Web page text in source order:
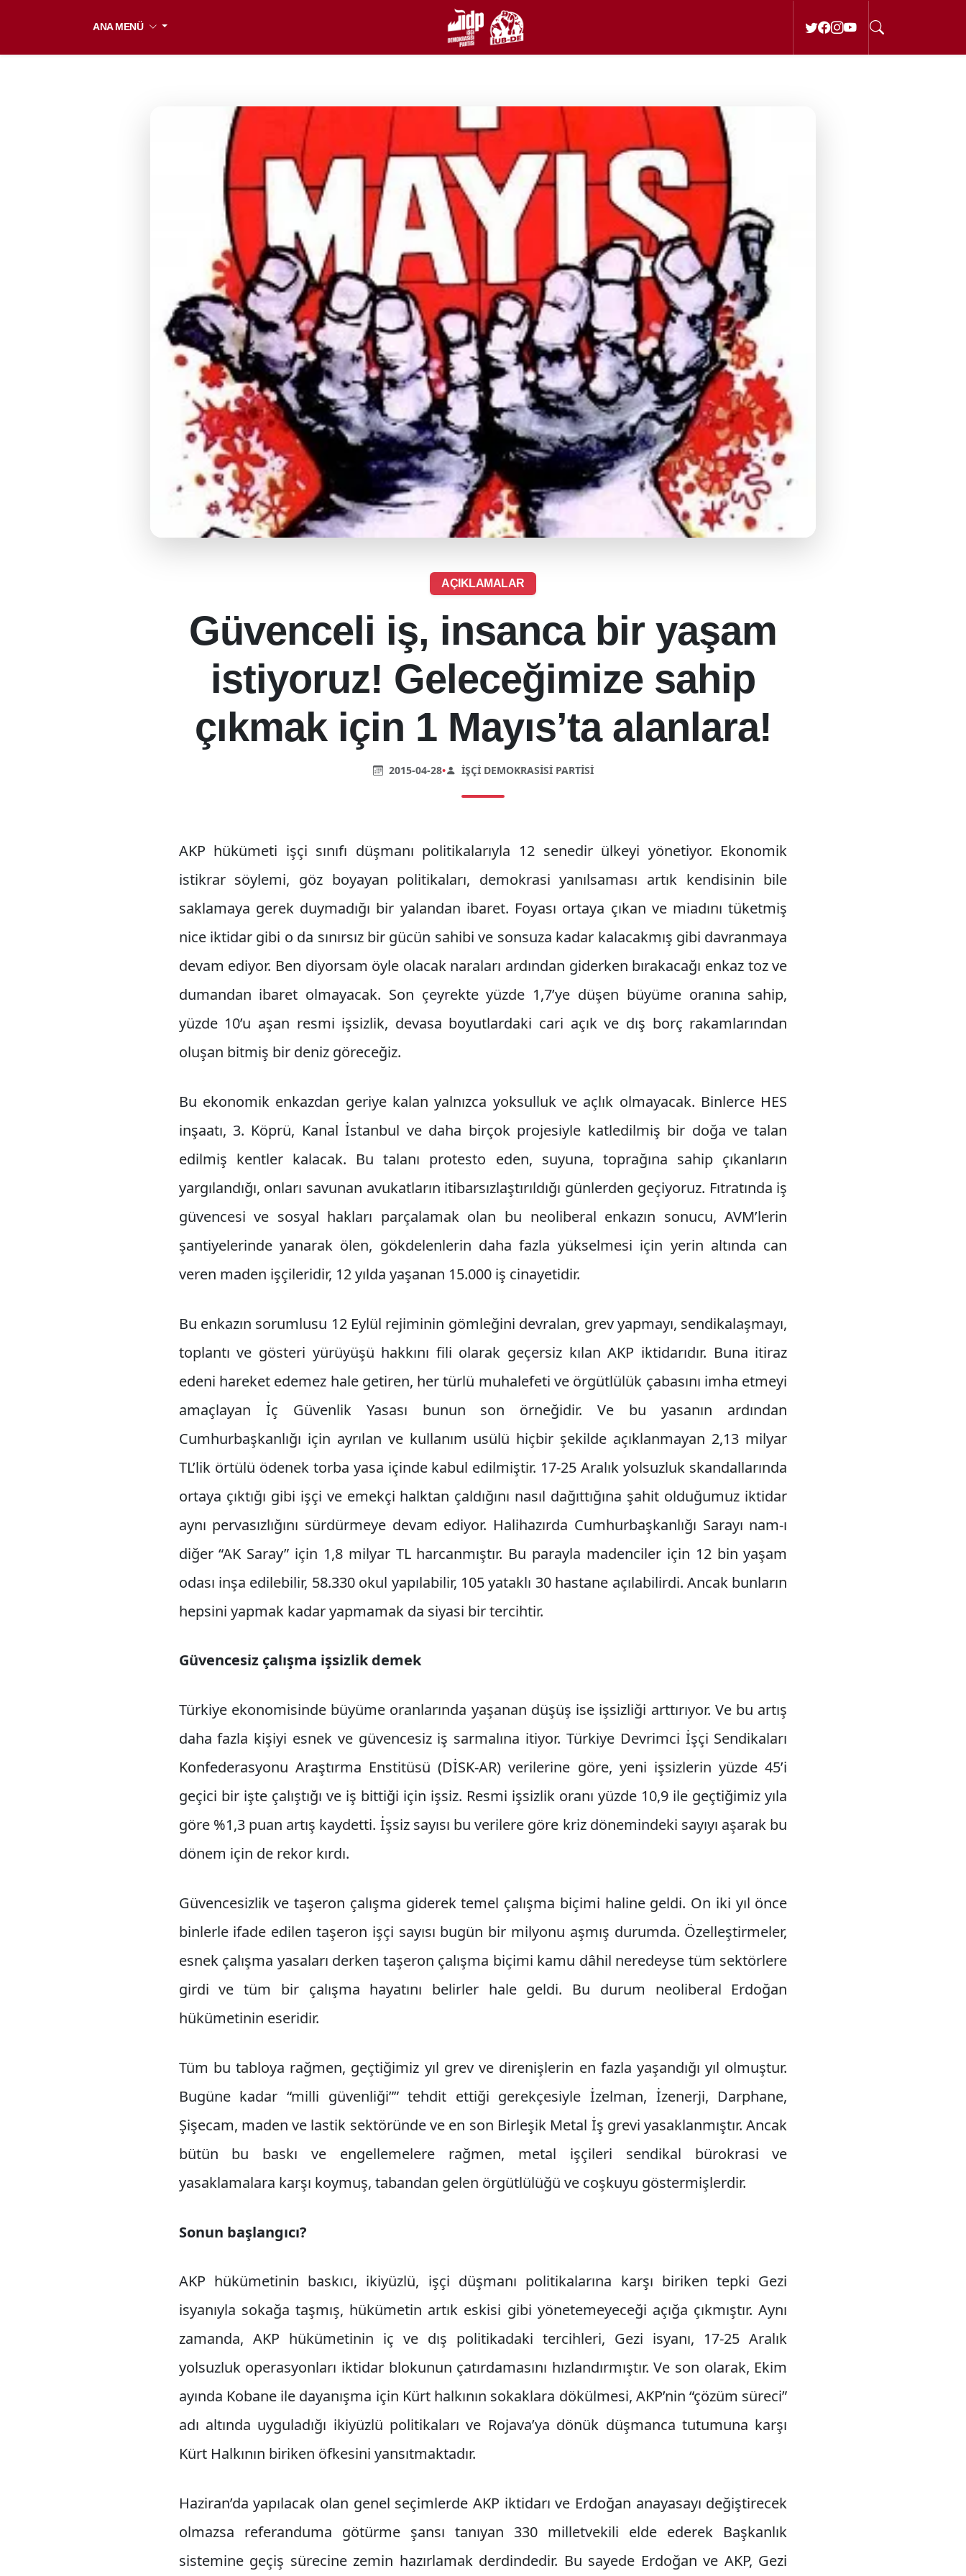
ANA MENÜ
AÇIKLAMALAR
Güvenceli iş, insanca bir yaşam
istiyoruz! Geleceğimize sahip
çıkmak için 1 Mayıs’ta alanlara!
2015-04-28• İŞÇI DEMOKRASISI PARTISI
AKP hükümeti işçi sınıfı düşmanı politikalarıyla 12 senedir ülkeyi yönetiyor. Ekonomik
istikrar söylemi, göz boyayan politikaları, demokrasi yanılsaması artık kendisinin bile
saklamaya gerek duymadığı bir yalandan ibaret. Foyası ortaya çıkan ve miadını tüketmiş
nice iktidar gibi o da sınırsız bir gücün sahibi ve sonsuza kadar kalacakmış gibi davranmaya
devam ediyor. Ben diyorsam öyle olacak naraları ardından giderken bırakacağı enkaz toz ve
dumandan ibaret olmayacak. Son çeyrekte yüzde 1,7’ye düşen büyüme oranına sahip,
yüzde 10’u aşan resmi işsizlik, devasa boyutlardaki cari açık ve dış borç rakamlarından
oluşan bitmiş bir deniz göreceğiz.
Bu ekonomik enkazdan geriye kalan yalnızca yoksulluk ve açlık olmayacak. Binlerce HES
inşaatı, 3. Köprü, Kanal İstanbul ve daha birçok projesiyle katledilmiş bir doğa ve talan
edilmiş kentler kalacak. Bu talanı protesto eden, suyuna, toprağına sahip çıkanların
yargılandığı, onları savunan avukatların itibarsızlaştırıldığı günlerden geçiyoruz. Fıtratında iş
güvencesi ve sosyal hakları parçalamak olan bu neoliberal enkazın sonucu, AVM’lerin
şantiyelerinde yanarak ölen, gökdelenlerin daha fazla yükselmesi için yerin altında can
veren maden işçileridir, 12 yılda yaşanan 15.000 iş cinayetidir.
Bu enkazın sorumlusu 12 Eylül rejiminin gömleğini devralan, grev yapmayı, sendikalaşmayı,
toplantı ve gösteri yürüyüşü hakkını fili olarak geçersiz kılan AKP iktidarıdır. Buna itiraz
edeni hareket edemez hale getiren, her türlü muhalefeti ve örgütlülük çabasını imha etmeyi
amaçlayan İç Güvenlik Yasası bunun son örneğidir. Ve bu yasanın ardından
Cumhurbaşkanlığı için ayrılan ve kullanım usülü hiçbir şekilde açıklanmayan 2,13 milyar
TL’lik örtülü ödenek torba yasa içinde kabul edilmiştir. 17-25 Aralık yolsuzluk skandallarında
ortaya çıktığı gibi işçi ve emekçi halktan çaldığını nasıl dağıttığına şahit olduğumuz iktidar
aynı pervasızlığını sürdürmeye devam ediyor. Halihazırda Cumhurbaşkanlığı Sarayı nam-ı
diğer “AK Saray” için 1,8 milyar TL harcanmıştır. Bu parayla madenciler için 12 bin yaşam
odası inşa edilebilir, 58.330 okul yapılabilir, 105 yataklı 30 hastane açılabilirdi. Ancak bunların
hepsini yapmak kadar yapmamak da siyasi bir tercihtir.
Güvencesiz çalışma işsizlik demek
Türkiye ekonomisinde büyüme oranlarında yaşanan düşüş ise işsizliği arttırıyor. Ve bu artış
daha fazla kişiyi esnek ve güvencesiz iş sarmalına itiyor. Türkiye Devrimci İşçi Sendikaları
Konfederasyonu Araştırma Enstitüsü (DİSK-AR) verilerine göre, yeni işsizlerin yüzde 45’i
geçici bir işte çalıştığı ve iş bittiği için işsiz. Resmi işsizlik oranı yüzde 10,9 ile geçtiğimiz yıla
göre %1,3 puan artış kaydetti. İşsiz sayısı bu verilere göre kriz dönemindeki sayıyı aşarak bu
dönem için de rekor kırdı.
Güvencesizlik ve taşeron çalışma giderek temel çalışma biçimi haline geldi. On iki yıl önce
binlerle ifade edilen taşeron işçi sayısı bugün bir milyonu aşmış durumda. Özelleştirmeler,
esnek çalışma yasaları derken taşeron çalışma biçimi kamu dâhil neredeyse tüm sektörlere
girdi ve tüm bir çalışma hayatını belirler hale geldi. Bu durum neoliberal Erdoğan
hükümetinin eseridir.
Tüm bu tabloya rağmen, geçtiğimiz yıl grev ve direnişlerin en fazla yaşandığı yıl olmuştur.
Bugüne kadar “milli güvenliği”” tehdit ettiği gerekçesiyle İzelman, İzenerji, Darphane,
Şişecam, maden ve lastik sektöründe ve en son Birleşik Metal İş grevi yasaklanmıştır. Ancak
bütün bu baskı ve engellemelere rağmen, metal işçileri sendikal bürokrasi ve
yasaklamalara karşı koymuş, tabandan gelen örgütlülüğü ve coşkuyu göstermişlerdir.
Sonun başlangıcı?
AKP hükümetinin baskıcı, ikiyüzlü, işçi düşmanı politikalarına karşı biriken tepki Gezi
isyanıyla sokağa taşmış, hükümetin artık eskisi gibi yönetemeyeceği açığa çıkmıştır. Aynı
zamanda, AKP hükümetinin iç ve dış politikadaki tercihleri, Gezi isyanı, 17-25 Aralık
yolsuzluk operasyonları iktidar blokunun çatırdamasını hızlandırmıştır. Ve son olarak, Ekim
ayında Kobane ile dayanışma için Kürt halkının sokaklara dökülmesi, AKP’nin “çözüm süreci”
adı altında uyguladığı ikiyüzlü politikaları ve Rojava’ya dönük düşmanca tutumuna karşı
Kürt Halkının biriken öfkesini yansıtmaktadır.
Haziran’da yapılacak olan genel seçimlerde AKP iktidarı ve Erdoğan anayasayı değiştirecek
olmazsa referanduma götürme şansı tanıyan 330 milletvekili elde ederek Başkanlık
sistemine geçiş sürecine zemin hazırlamak derdindedir. Bu sayede Erdoğan ve AKP, Gezi